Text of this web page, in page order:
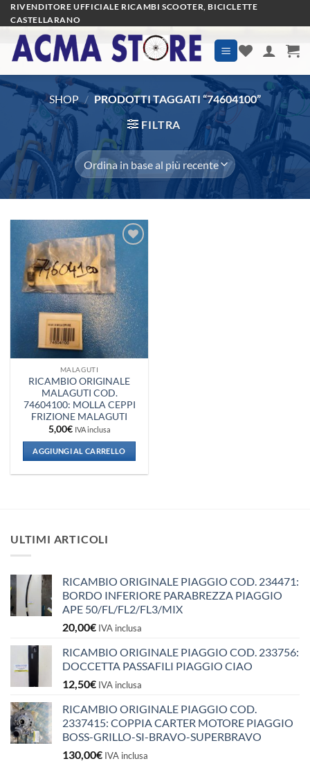
Salta
ai
contenuti
RIVENDITORE UFFICIALE RICAMBI SCOOTER, BICICLETTE
CASTELLARANO
SHOP / PRODOTTI TAGGATI “74604100”
FILTRA
Aggiungi
alla lista
dei
desideri
MALAGUTI
RICAMBIO ORIGINALE
MALAGUTI COD.
74604100: MOLLA CEPPI
FRIZIONE MALAGUTI
5,00€ IVA inclusa
AGGIUNGI AL CARRELLO
ULTIMI ARTICOLI
RICAMBIO ORIGINALE PIAGGIO COD. 234471:
BORDO INFERIORE PARABREZZA PIAGGIO
APE 50/FL/FL2/FL3/MIX
20,00€ IVA inclusa
RICAMBIO ORIGINALE PIAGGIO COD. 233756:
DOCCETTA PASSAFILI PIAGGIO CIAO
12,50€ IVA inclusa
RICAMBIO ORIGINALE PIAGGIO COD.
2337415: COPPIA CARTER MOTORE PIAGGIO
BOSS-GRILLO-SI-BRAVO-SUPERBRAVO
130,00€ IVA inclusa